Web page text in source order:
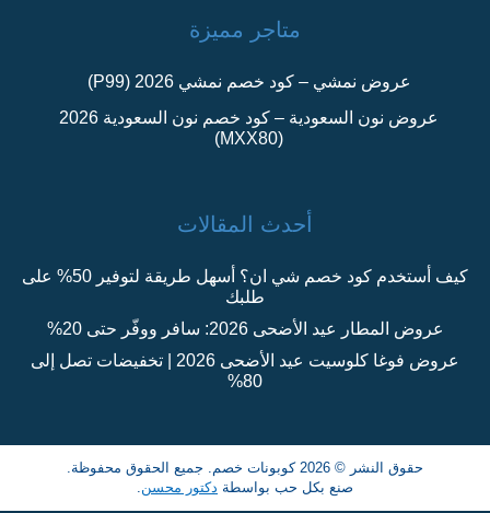
متاجر مميزة
عروض نمشي – كود خصم نمشي 2026 (P99)
عروض نون السعودية – كود خصم نون السعودية 2026
(MXX80)
أحدث المقالات
كيف أستخدم كود خصم شي ان؟ أسهل طريقة لتوفير 50% على
طلبك
عروض المطار عيد الأضحى 2026: سافر ووفّر حتى 20%
عروض فوغا كلوسيت عيد الأضحى 2026 | تخفيضات تصل إلى
80%
حقوق النشر © 2026 كوبونات خصم. جميع الحقوق محفوظة.
صنع بكل حب بواسطة دكتور محسن